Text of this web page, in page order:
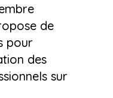
de
pour
des
sur